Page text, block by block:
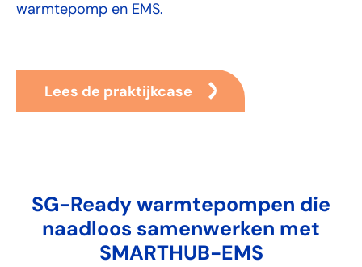
warmtepomp en EMS.
Lees de praktijkcase
SG-Ready warmtepompen die
naadloos samenwerken met
SMARTHUB-EMS